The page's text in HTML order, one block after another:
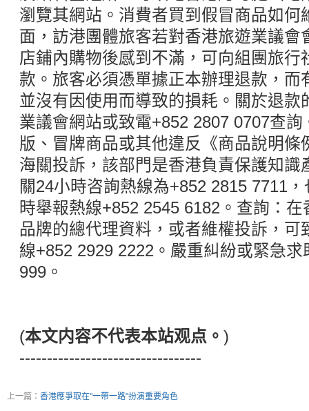
瀏覽其網站。消費者買到假冒商品如何
面，訪港團體旅客若對香港旅遊業議會
店鋪內購物後感到不滿，可向組團旅行
款。旅客必須憑單據正本辦理退款，而
並沒有因使用而導致的損耗。關於退款
業議會網站或致電+852 2807 0707查
版、冒牌商品或其他違反《商品說明條
海關投訴，該部門是香港負責保護知識
關24小時咨詢熱線為+852 2815 7711
時舉報熱線+852 2545 6182。查詢：
品牌的總代理資料，或者維權投訴，可
線+852 2929 2222。嚴重糾紛或緊急
999。
(本文内容不代表本站观点。 )
---------------------------------
上一篇： 香港應爭取在"一帶一路"扮演重要角色